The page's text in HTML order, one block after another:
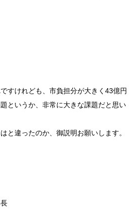
すけれども、市負担分が大きく43億円
というか、非常に大きな課題だと思い
と違ったのか、御説明お願いします。
長